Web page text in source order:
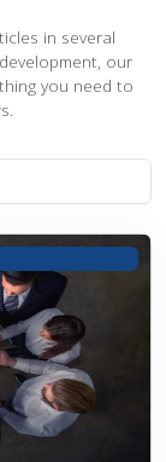
in several
our
you need to